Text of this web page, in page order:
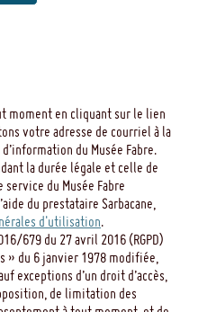
moment en cliquant sur le lien
votre adresse de courriel à la
du Musée Fabre.
la durée légale et celle de
du Musée Fabre
du prestataire Sarbacane,
d'utilisation.
679 du 27 avril 2016 (RGPD)
» du 6 janvier 1978 modifiée,
exceptions d’un droit d’accès,
de limitation des